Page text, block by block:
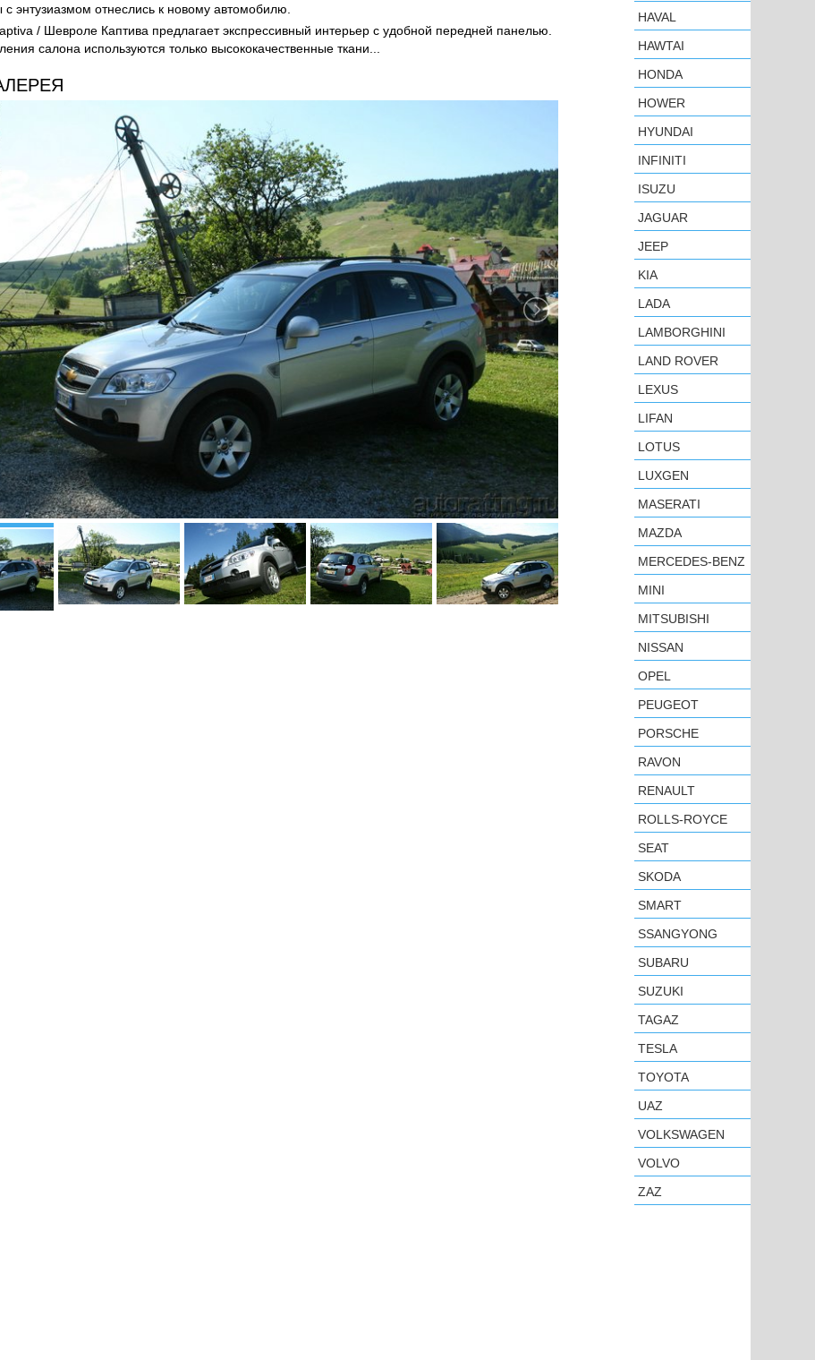
с энтузиазмом отнеслись к новому автомобилю.
/ Шевроле Каптива предлагает экспрессивный интерьер с удобной передней панелью.
салона используются только высококачественные ткани...
HAVAL
HAWTAI
HONDA
HOWER
HYUNDAI
INFINITI
ISUZU
JAGUAR
JEEP
KIA
LADA
LAMBORGHINI
LAND ROVER
LEXUS
LIFAN
LOTUS
LUXGEN
MASERATI
MAZDA
MERCEDES-BENZ
MINI
MITSUBISHI
NISSAN
OPEL
PEUGEOT
PORSCHE
RAVON
RENAULT
ROLLS-ROYCE
SEAT
SKODA
SMART
SSANGYONG
SUBARU
SUZUKI
TAGAZ
TESLA
TOYOTA
UAZ
VOLKSWAGEN
VOLVO
ZAZ